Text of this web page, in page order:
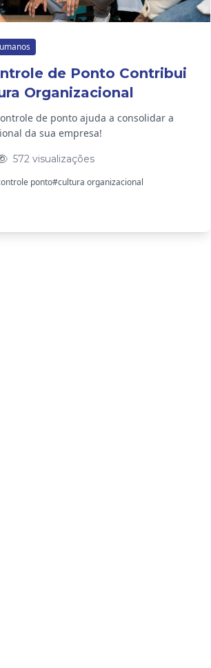
de Ponto Contribui
Organizacional
de ponto ajuda a consolidar a
da sua empresa!
572 visualizações
ponto#cultura organizacional